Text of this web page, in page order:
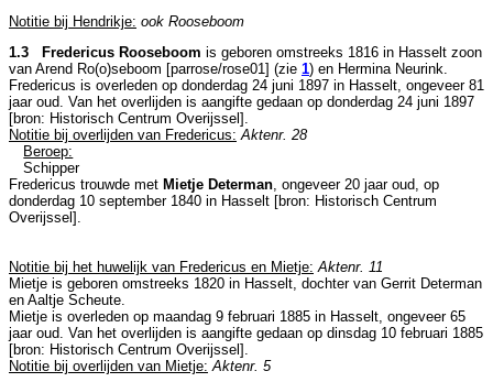
Notitie bij Hendrikje: ook Rooseboom
1.3 Fredericus Rooseboom is geboren omstreeks 1816 in Hasselt zoon
van Arend Ro(o)seboom [parrose/rose01] (zie 1) en Hermina Neurink.
Fredericus is overleden op donderdag 24 juni 1897 in Hasselt , ongeveer 81
jaar oud. Van het overlijden is aangifte gedaan op donderdag 24 juni 1897
[bron: Historisch Centrum Overijssel ].
Notitie bij overlijden van Fredericus: Aktenr. 28
Beroep:
Schipper
Fredericus trouwde met Mietje Determan , ongeveer 20 jaar oud, op
donderdag 10 september 1840 in Hasselt [bron: Historisch Centrum
Overijssel ].
Notitie bij het huwelijk van Fredericus en Mietje: Aktenr. 11
Mietje is geboren omstreeks 1820 in Hasselt , dochter van Gerrit Determan
en Aaltje Scheute.
Mietje is overleden op maandag 9 februari 1885 in Hasselt , ongeveer 65
jaar oud. Van het overlijden is aangifte gedaan op dinsdag 10 februari 1885
[bron: Historisch Centrum Overijssel ].
Notitie bij overlijden van Mietje: Aktenr. 5